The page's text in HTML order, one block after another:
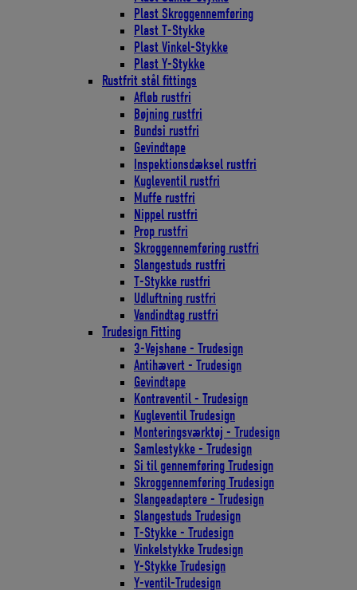
Plast Skroggennemføring
Plast T-Stykke
Plast Vinkel-Stykke
Plast Y-Stykke
Rustfrit stål fittings
Afløb rustfri
Bøjning rustfri
Bundsi rustfri
Gevindtape
Inspektionsdæksel rustfri
Kugleventil rustfri
Muffe rustfri
Nippel rustfri
Prop rustfri
Skroggennemføring rustfri
Slangestuds rustfri
T-Stykke rustfri
Udluftning rustfri
Vandindtag rustfri
Trudesign Fitting
3-Vejshane - Trudesign
Antihævert - Trudesign
Gevindtape
Kontraventil - Trudesign
Kugleventil Trudesign
Monteringsværktøj - Trudesign
Samlestykke - Trudesign
Si til gennemføring Trudesign
Skroggennemføring Trudesign
Slangeadaptere - Trudesign
Slangestuds Trudesign
T-Stykke - Trudesign
Vinkelstykke Trudesign
Y-Stykke Trudesign
Y-ventil-Trudesign